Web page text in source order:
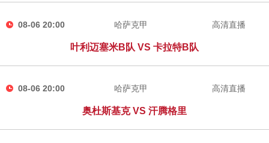
08-06 20:00 哈萨克甲
叶利迈塞米B队 VS 卡拉特B队
高清直播
08-06 20:00 哈萨克甲
奥杜斯基克 VS 汗腾格里
高清直播